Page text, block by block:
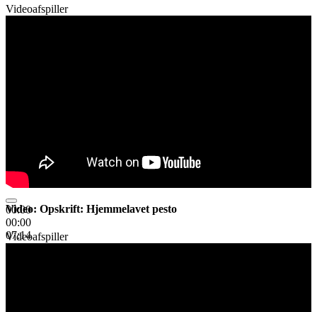
Videoafspiller
00:00
00:00
07:14
Video: Opskrift: Hjemmelavet pesto
Videoafspiller